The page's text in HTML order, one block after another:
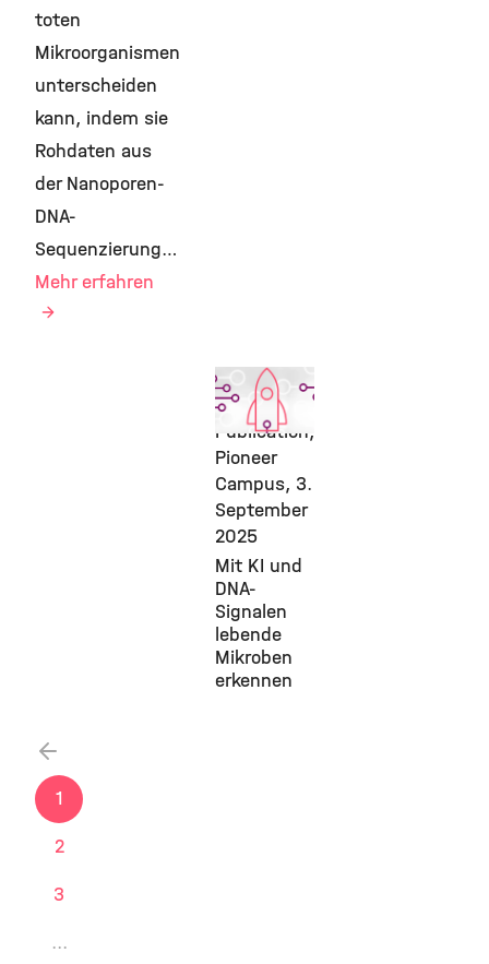
AI,
Featured
Publication,
Pioneer
Campus, 3.
September
2025
Mit KI und
DNA-
Signalen
lebende
Mikroben
erkennen
toten
Mikroorganismen
unterscheiden
kann, indem sie
Rohdaten aus
der Nanoporen-
DNA-
Sequenzierung…
Mehr erfahren
vorherige
1
2
3
...